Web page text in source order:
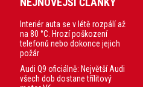
Interiér auta se v létě rozpálí až
na 80 °C. Hrozí poškození
telefonů nebo dokonce jejich
požár
Audi Q9 oficiálně: Největší Audi
všech dob dostane třílitový